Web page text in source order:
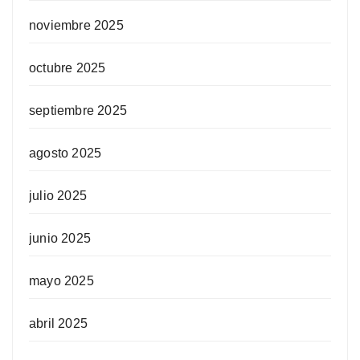
noviembre 2025
octubre 2025
septiembre 2025
agosto 2025
julio 2025
junio 2025
mayo 2025
abril 2025